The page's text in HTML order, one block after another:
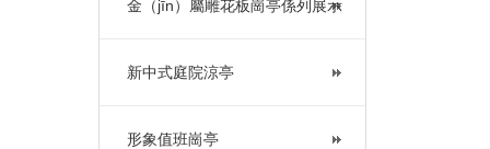
金（jīn）屬雕花板崗亭係列展示
新中式庭院涼亭
形象值班崗亭